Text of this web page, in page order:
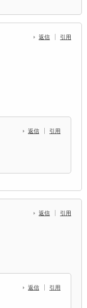
返信 引用
返信 引用
返信 引用
返信 引用